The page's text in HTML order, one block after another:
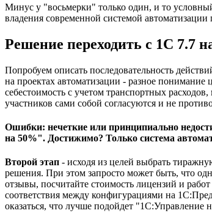
Минус у "восьмерки" только один, и то
владения современной системой
Решение переходить с 1С 7.7
Попробуем описать последовательность
на проектах автоматизации - разное
себестоимость с учетом транспортных
участников сами собой согласуются и не
Ошибки: нечеткие или принципиально
на 50%". Достижимо? Только система
Второй этап - исходя из целей выбрать
решения. При этом запросто может быть, что
отзывы, посчитайте стоимость лицензий и
соответствия между конфигурациями на
оказаться, что лучше подойдет "1С:Управление